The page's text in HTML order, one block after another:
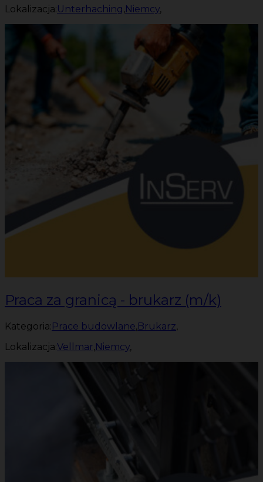
Lokalizacja:Unterhaching,Niemcy,
Praca za granicą - brukarz (m/k)
Kategoria:Prace budowlane,Brukarz,
Lokalizacja:Vellmar,Niemcy,